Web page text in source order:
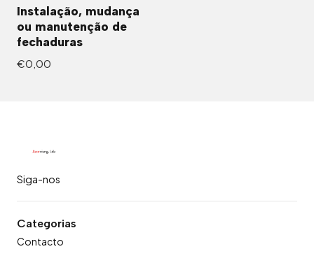
Instalação, mudança
ou manutenção de
fechaduras
€0,00
Siga-nos
Categorias
Contacto